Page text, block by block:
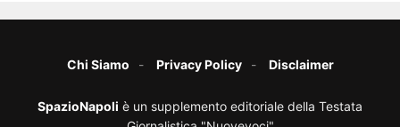
Chi Siamo Privacy Policy Disclaimer
SpazioNapoli è un supplemento editoriale della Testata